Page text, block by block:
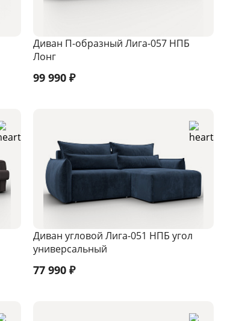
Диван П-образный Лига-057 НПБ
Лонг
99 990 ₽
Диван угловой Лига-051 НПБ угол
универсальный
77 990 ₽